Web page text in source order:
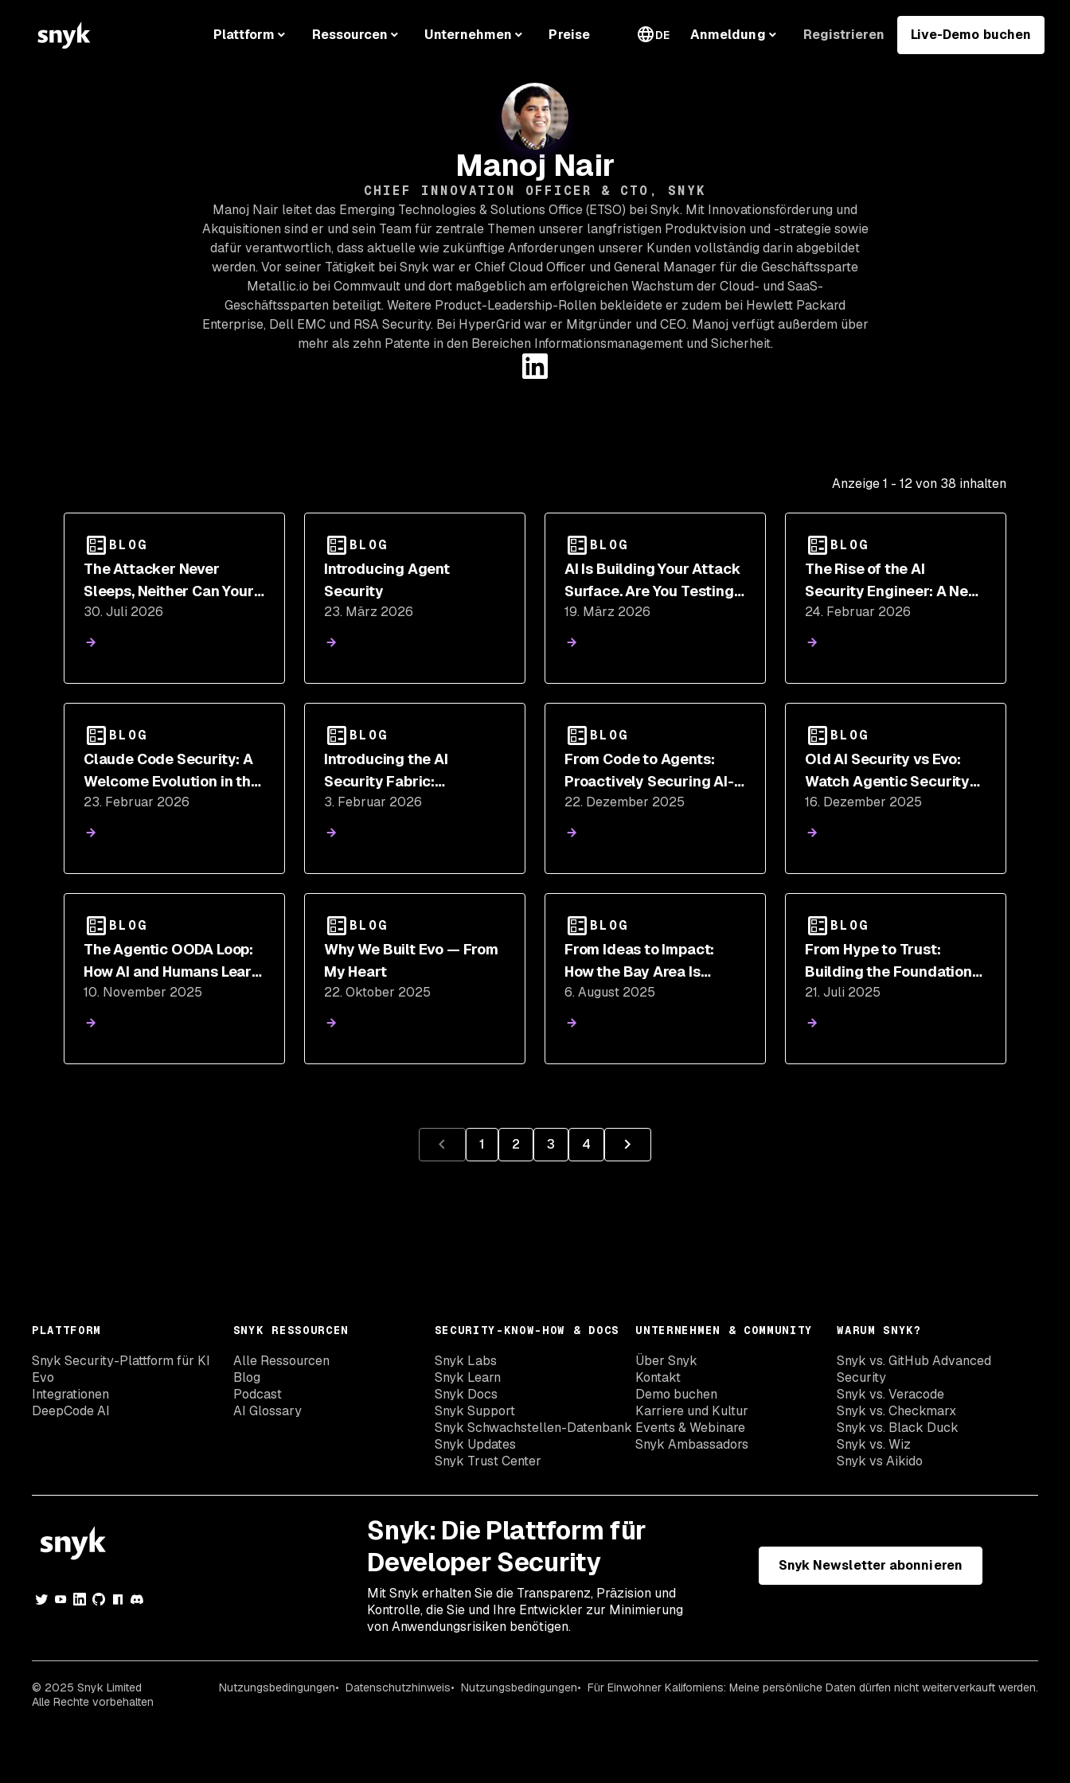
Plattform Ressourcen Unternehmen Preise DE Anmeldung Registrieren Live-Demo buchen
Manoj Nair
CHIEF INNOVATION OFFICER & CTO, SNYK
Manoj Nair leitet das Emerging Technologies & Solutions Office (ETSO) bei Snyk. Mit Innovationsförderung und
Akquisitionen sind er und sein Team für zentrale Themen unserer langfristigen Produktvision und -strategie sowie
dafür verantwortlich, dass aktuelle wie zukünftige Anforderungen unserer Kunden vollständig darin abgebildet
werden. Vor seiner Tätigkeit bei Snyk war er Chief Cloud Officer und General Manager für die Geschäftssparte
Metallic.io bei Commvault und dort maßgeblich am erfolgreichen Wachstum der Cloud- und SaaS-
Geschäftssparten beteiligt. Weitere Product-Leadership-Rollen bekleidete er zudem bei Hewlett Packard
Enterprise, Dell EMC und RSA Security. Bei HyperGrid war er Mitgründer und CEO. Manoj verfügt außerdem über
mehr als zehn Patente in den Bereichen Informationsmanagement und Sicherheit.
Anzeige1 - 12von 38 inhalten
BLOG
The Attacker Never
Sleeps, Neither Can Your
Testing
30. Juli 2026
BLOG
Introducing Agent
Security
23. März 2026
BLOG
AI Is Building Your Attack
Surface. Are You Testing
It?
19. März 2026
BLOG
The Rise of the AI
Security Engineer: A New
Discipline for an AI-Native
World
24. Februar 2026
BLOG
Claude Code Security: A
Welcome Evolution in the
Remediation Loop
23. Februar 2026
BLOG
Introducing the AI
Security Fabric:
Empowering Software
Builders in the Era of AI
3. Februar 2026
BLOG
From Code to Agents:
Proactively Securing AI-
Native Apps with Cursor
and Snyk
22. Dezember 2025
BLOG
Old AI Security vs Evo:
Watch Agentic Security
Replace Weeks of Manual
Work
16. Dezember 2025
BLOG
The Agentic OODA Loop:
How AI and Humans Learn
to Defend Together
10. November 2025
BLOG
Why We Built Evo — From
My Heart
22. Oktober 2025
BLOG
From Ideas to Impact:
How the Bay Area Is
Shaping the Future of
Secure AI
6. August 2025
BLOG
From Hype to Trust:
Building the Foundations
of Secure AI Development
21. Juli 2025
1 2 3 4
PLATTFORM
Snyk Security-Plattform für KI
Evo
Integrationen
DeepCode AI
SNYK RESSOURCEN
Alle Ressourcen
Blog
Podcast
AI Glossary
SECURITY-KNOW-HOW & DOCS
Snyk Labs
Snyk Learn
Snyk Docs
Snyk Support
Snyk Schwachstellen-Datenbank
Snyk Updates
Snyk Trust Center
UNTERNEHMEN & COMMUNITY
Über Snyk
Kontakt
Demo buchen
Karriere und Kultur
Events & Webinare
Snyk Ambassadors
WARUM SNYK?
Snyk vs. GitHub Advanced
Security
Snyk vs. Veracode
Snyk vs. Checkmarx
Snyk vs. Black Duck
Snyk vs. Wiz
Snyk vs Aikido
Snyk: Die Plattform für
Developer Security
Mit Snyk erhalten Sie die Transparenz, Präzision und
Kontrolle, die Sie und Ihre Entwickler zur Minimierung
von Anwendungsrisiken benötigen.
Snyk Newsletter abonnieren
© 2025 Snyk Limited
Alle Rechte vorbehalten
Nutzungsbedingungen Datenschutzhinweis Nutzungsbedingungen Für Einwohner Kaliforniens: Meine persönliche Daten dürfen nicht weiterverkauft werden.